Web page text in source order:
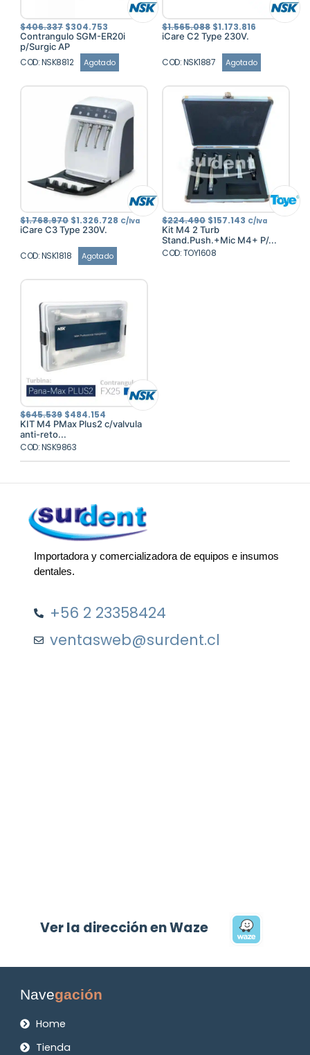
$406.337 El
precio
original
era:
$406.337.
$304.753
precio
actual
es:
$304.753.
Contrangulo SGM-ER20i
p/Surgic AP
COD: NSK8812 Agotado
$1.565.088 El
precio
original
era:
$1.565.088.
$1.173.816
es:
$1.173.816.
iCare C2 Type 230V.
COD: NSK1887 Agotado
$1.768.970 El
precio
original
era:
$1.768.970.
$1.326.728 El
precio
$1.326.728.
C/Iva
iCare C3 Type 230V.
COD: NSK1818 Agotado
$224.490 El
precio
original
era:
$224.490.
$157.143 El
precio
actual
es:
C/Iva
Kit M4 2 Turb
Stand.Push.+Mic M4+ P/...
COD: TOY1608
$645.539 El
precio
original
era:
$645.539.
$484.154
precio
actual
KIT M4 PMax Plus2 c/valvula
anti-reto...
COD: NSK9863
Importadora y comercializadora de equipos e insumos
dentales.
+56 2 23358424
ventasweb@surdent.cl
Ver la dirección en Waze
Navegación
Home
Tienda